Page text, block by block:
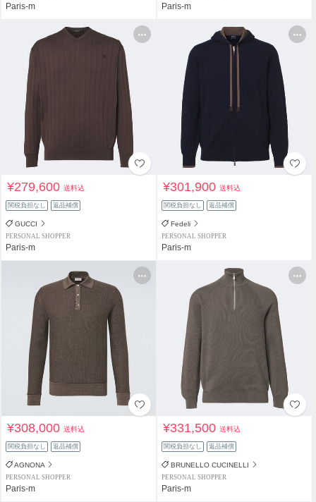
Paris-m Paris-m
¥279,600送料込
関税負担なし 返品補償
GUCCI
PERSONAL SHOPPER
Paris-m
¥301,900送料込
関税負担なし 返品補償
Fedeli
PERSONAL SHOPPER
Paris-m
¥308,000送料込
関税負担なし 返品補償
AGNONA
PERSONAL SHOPPER
Paris-m
¥331,500送料込
関税負担なし 返品補償
BRUNELLO CUCINELLI
PERSONAL SHOPPER
Paris-m